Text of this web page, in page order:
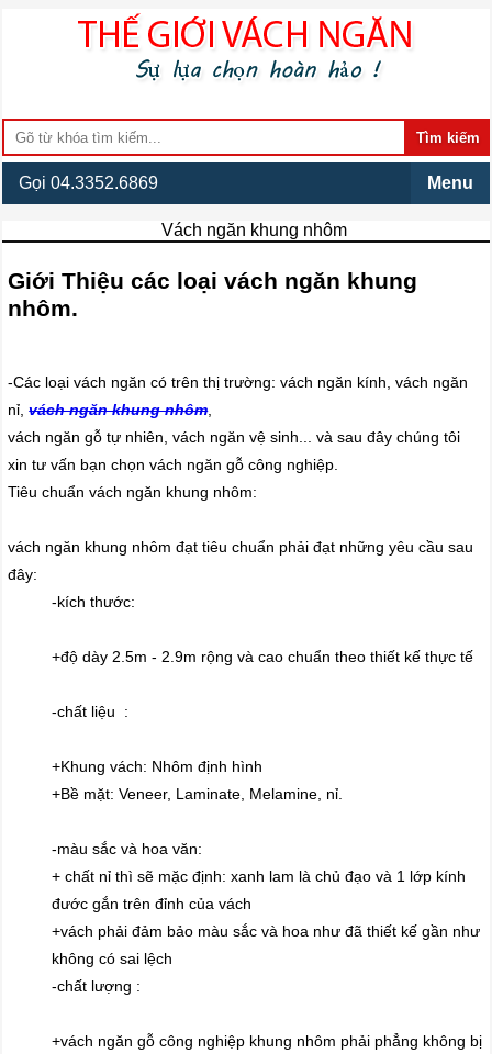
Gọi 04.3352.6869 Menu
Vách ngăn khung nhôm
Giới Thiệu các loại vách ngăn khung
nhôm.
-Các loại vách ngăn có trên thị trường: vách ngăn kính, vách ngăn
nỉ,vách ngăn khung nhôm,
vách ngăn gỗ tự nhiên, vách ngăn vệ sinh... và sau đây chúng tôi
xin tư vấn bạn chọn vách ngăn gỗ công nghiệp.
Tiêu chuẩn vách ngăn khung nhôm:
vách ngăn khung nhôm đạt tiêu chuẩn phải đạt những yêu cầu sau
đây:
-kích thước:
+độ dày 2.5m - 2.9m rộng và cao chuẩn theo thiết kế thực tế
-chất liệu :
+Khung vách: Nhôm định hình
+Bề mặt: Veneer, Laminate, Melamine, nỉ.
-màu sắc và hoa văn:
+ chất nỉ thì sẽ mặc định: xanh lam là chủ đạo và 1 lớp kính
đước gắn trên đỉnh của vách
+vách phải đảm bảo màu sắc và hoa như đã thiết kế gần như
không có sai lệch
-chất lượng :
+vách ngăn gỗ công nghiệp khung nhôm phải phẳng không bị